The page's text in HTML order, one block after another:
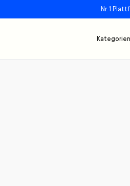
Nr. 1
Kategorien